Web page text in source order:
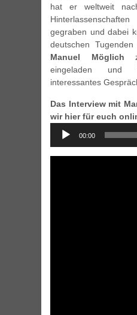
hat er weltweit
gegraben und dabei
deutschen
Manuel Möglich
eingeladen
interessantes
Das Interview mit
wir hier für euch
Audio
Player
00:00